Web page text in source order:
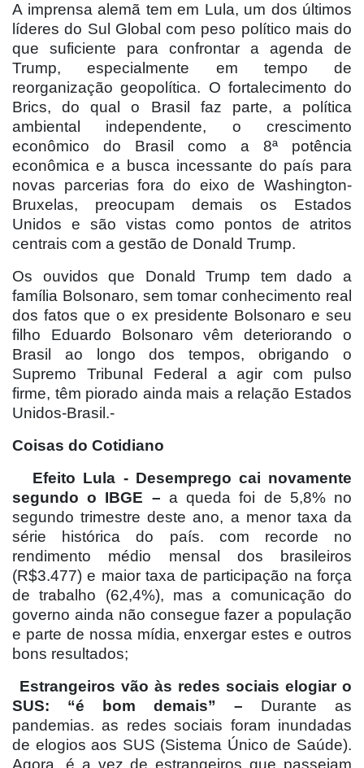
A imprensa alemã tem em Lula, um dos últimos
líderes do Sul Global com peso político mais do
que suficiente para confrontar a agenda de
Trump, especialmente em tempo de
reorganização geopolítica. O fortalecimento do
Brics, do qual o Brasil faz parte, a política
ambiental independente, o crescimento
econômico do Brasil como a 8ª potência
econômica e a busca incessante do país para
novas parcerias fora do eixo de Washington-
Bruxelas, preocupam demais os Estados
Unidos e são vistas como pontos de atritos
centrais com a gestão de Donald Trump.
Os ouvidos que Donald Trump tem dado a
família Bolsonaro, sem tomar conhecimento real
dos fatos que o ex presidente Bolsonaro e seu
filho Eduardo Bolsonaro vêm deteriorando o
Brasil ao longo dos tempos, obrigando o
Supremo Tribunal Federal a agir com pulso
firme, têm piorado ainda mais a relação Estados
Unidos-Brasil.-
Coisas do Cotidiano
Efeito Lula - Desemprego cai novamente
segundo o IBGE – a queda foi de 5,8% no
segundo trimestre deste ano, a menor taxa da
série histórica do país. com recorde no
rendimento médio mensal dos brasileiros
(R$3.477) e maior taxa de participação na força
de trabalho (62,4%), mas a comunicação do
governo ainda não consegue fazer a população
e parte de nossa mídia, enxergar estes e outros
bons resultados;
Estrangeiros vão às redes sociais elogiar o
SUS: “é bom demais” – Durante as
pandemias. as redes sociais foram inundadas
de elogios aos SUS (Sistema Único de Saúde).